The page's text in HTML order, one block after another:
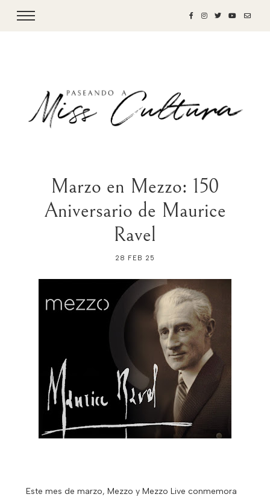
Marzo en Mezzo: 150
Aniversario de Maurice
Ravel
28 FEB 25
Este mes de marzo, Mezzo y Mezzo Live conmemora